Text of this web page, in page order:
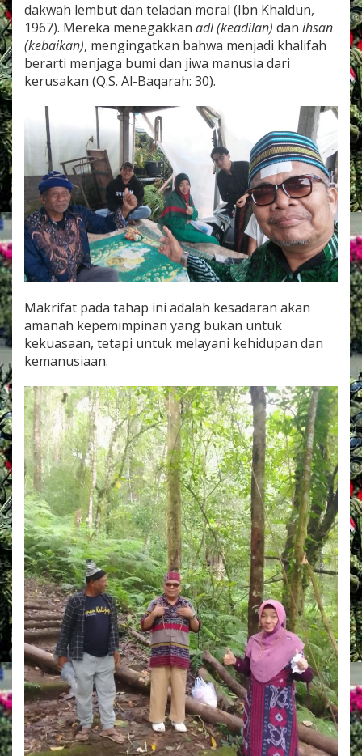
dakwah lembut dan teladan moral (Ibn Khaldun,
1967). Mereka menegakkan adl (keadilan) dan ihsan
(kebaikan), mengingatkan bahwa menjadi khalifah
berarti menjaga bumi dan jiwa manusia dari
kerusakan (Q.S. Al-Baqarah: 30).
Makrifat pada tahap ini adalah kesadaran akan
amanah kepemimpinan yang bukan untuk
kekuasaan, tetapi untuk melayani kehidupan dan
kemanusiaan.